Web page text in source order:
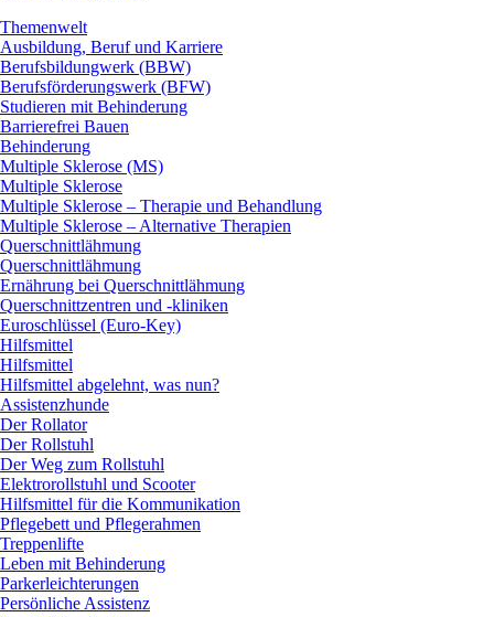
Themenwelt
Ausbildung, Beruf und Karriere
Berufsbildungwerk (BBW)
Berufsförderungswerk (BFW)
Studieren mit Behinderung
Barrierefrei Bauen
Behinderung
Multiple Sklerose (MS)
Multiple Sklerose
Multiple Sklerose – Therapie und Behandlung
Multiple Sklerose – Alternative Therapien
Querschnittlähmung
Querschnittlähmung
Ernährung bei Querschnittlähmung
Querschnittzentren und -kliniken
Euroschlüssel (Euro-Key)
Hilfsmittel
Hilfsmittel
Hilfsmittel abgelehnt, was nun?
Assistenzhunde
Der Rollator
Der Rollstuhl
Der Weg zum Rollstuhl
Elektrorollstuhl und Scooter
Hilfsmittel für die Kommunikation
Pflegebett und Pflegerahmen
Treppenlifte
Leben mit Behinderung
Parkerleichterungen
Persönliche Assistenz